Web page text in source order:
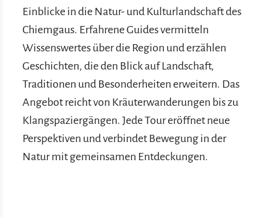
Einblicke in die Natur- und Kulturlandschaft des
Chiemgaus. Erfahrene Guides vermitteln
Wissenswertes über die Region und erzählen
Geschichten, die den Blick auf Landschaft,
Traditionen und Besonderheiten erweitern. Das
Angebot reicht von Kräuterwanderungen bis zu
Klangspaziergängen. Jede Tour eröffnet neue
Perspektiven und verbindet Bewegung in der
Natur mit gemeinsamen Entdeckungen.